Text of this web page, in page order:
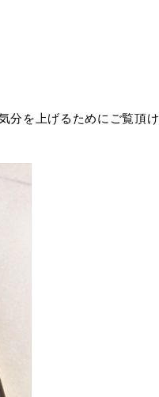
分を上げるためにご覧頂け